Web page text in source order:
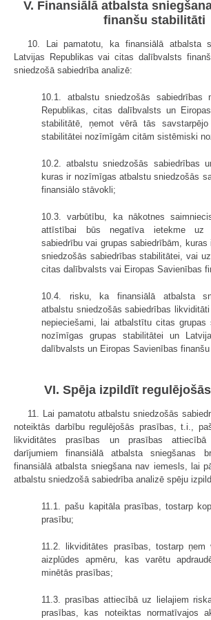
V. Finansiālā atbalsta
finanšu stabilitāti
10. Lai pamatotu, ka finansiālā atbalsta
Latvijas Republikas vai citas dalībvalsts
sniedzošā sabiedrība analizē:
10.1. atbalstu sniedzošās sabiedrības
Republikas, citas dalībvalsts un
stabilitātē, ņemot vērā tās
stabilitātei nozīmīgām citām sistēmiski
10.2. atbalstu sniedzošās sabiedrības
kuras ir nozīmīgas atbalstu sniedzošās
finansiālo stāvokli;
10.3. varbūtību, ka nākotnes
attīstībai būs negatīva ietekme uz
sabiedrību vai grupas sabiedrībām,
sniedzošās sabiedrības stabilitātei, vai
citas dalībvalsts vai Eiropas Savienības
10.4. risku, ka finansiālā atbalsta
atbalstu sniedzošās sabiedrības
nepieciešami, lai atbalstītu citas grupas
nozīmīgas grupas stabilitātei un
dalībvalsts un Eiropas Savienības finanšu
VI. Spēja izpildīt
11. Lai pamatotu atbalstu sniedzošās
noteiktās darbību regulējošās prasības, t.i.,
likviditātes prasības un prasības
darījumiem finansiālā atbalsta
finansiālā atbalsta sniegšana nav iemesls, lai
atbalstu sniedzošā sabiedrība analizē spēju
11.1. pašu kapitāla prasības, tostarp
prasību;
11.2. likviditātes prasības, tostarp
aizplūdes apmēru, kas varētu
minētās prasības;
11.3. prasības attiecībā uz lielajiem
prasības, kas noteiktas normatīvajos